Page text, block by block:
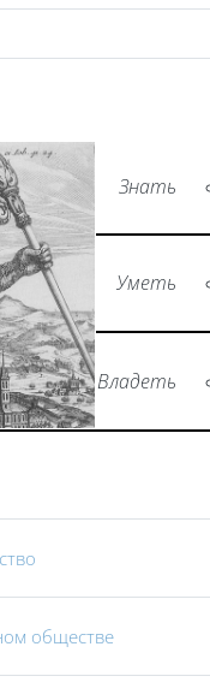
Знать
Уметь
Владеть
обществеСтраница